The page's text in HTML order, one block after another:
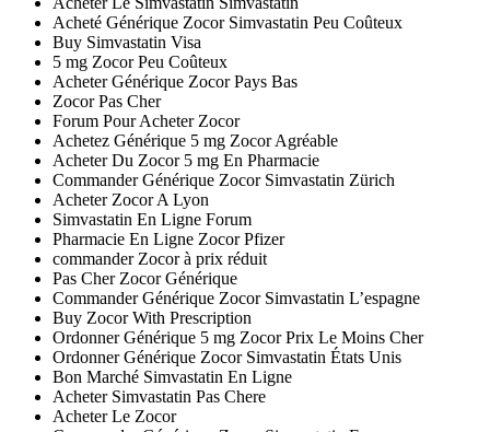
Acheté Générique Zocor Simvastatin Peu Coûteux
Buy Simvastatin Visa
5 mg Zocor Peu Coûteux
Acheter Générique Zocor Pays Bas
Zocor Pas Cher
Forum Pour Acheter Zocor
Achetez Générique 5 mg Zocor Agréable
Acheter Du Zocor 5 mg En Pharmacie
Commander Générique Zocor Simvastatin Zürich
Acheter Zocor A Lyon
Simvastatin En Ligne Forum
Pharmacie En Ligne Zocor Pfizer
commander Zocor à prix réduit
Pas Cher Zocor Générique
Commander Générique Zocor Simvastatin L’espagne
Buy Zocor With Prescription
Ordonner Générique 5 mg Zocor Prix Le Moins Cher
Ordonner Générique Zocor Simvastatin États Unis
Bon Marché Simvastatin En Ligne
Acheter Simvastatin Pas Chere
Acheter Le Zocor